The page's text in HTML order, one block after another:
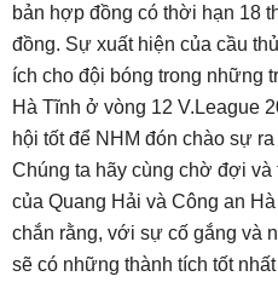
bản hợp đồng có thời hạn 18
đồng. Sự xuất hiện của cầu
ích cho đội bóng trong những
Hà Tĩnh ở vòng 12 V.League
hội tốt để NHM đón chào sự
Chúng ta hãy cùng chờ đợi
của Quang Hải và Công an
chắn rằng, với sự cố gắng và
sẽ có những thành tích tốt